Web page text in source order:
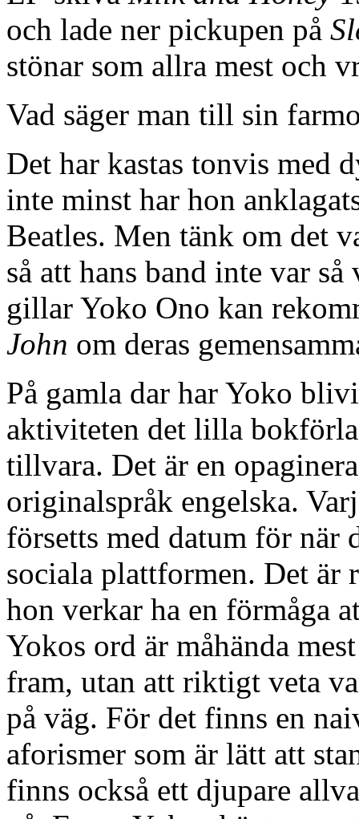
och lade ner pickupen på
stönar som allra mest och
Vad säger man till sin
Det har kastas tonvis med
inte minst har hon
Beatles. Men tänk om det
så att hans band inte var
gillar Yoko Ono kan
John om deras
På gamla dar har Yoko
aktiviteten det lilla
tillvara. Det är en
originalspråk engelska.
försetts med datum för när
sociala plattformen. Det är
hon verkar ha en förmåga
Yokos ord är måhända
fram, utan att riktigt veta
på väg. För det finns en
aforismer som är lätt att
finns också ett djupare